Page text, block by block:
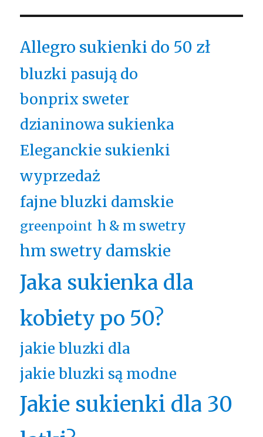
Allegro sukienki do 50 zł
bluzki pasują do
bonprix sweter
dzianinowa sukienka
Eleganckie sukienki
wyprzedaż
fajne bluzki damskie
greenpoint h & m swetry
hm swetry damskie
Jaka sukienka dla
kobiety po 50?
jakie bluzki dla
jakie bluzki są modne
Jakie sukienki dla 30